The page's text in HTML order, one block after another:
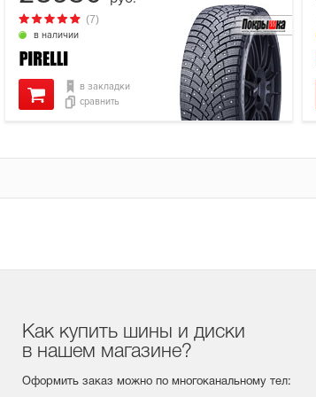
в наличии
(7)
в закладки
сравнить
Как купить шины и диски
в нашем магазине?
Оформить заказ можно по многоканальному тел: